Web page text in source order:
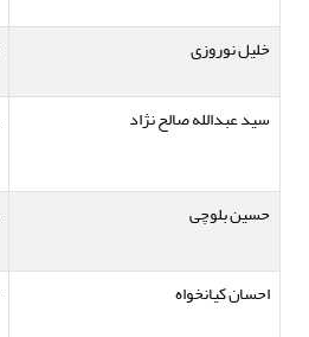
خلیل نوروزی
سید عبدالله صالح نژاد
حسین بلوچی
احسان کیانخواه